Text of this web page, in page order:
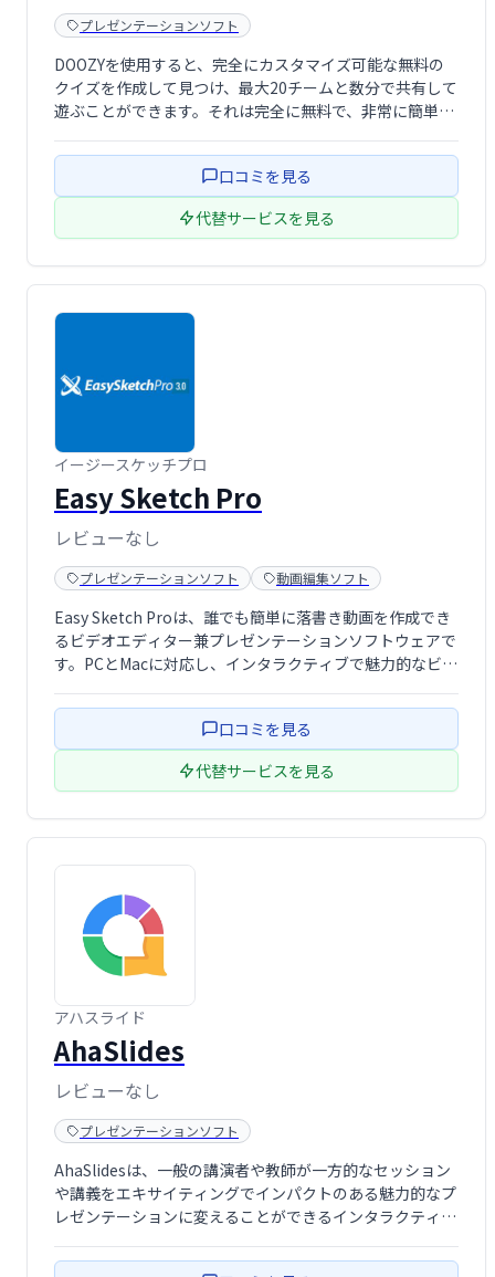
プレゼンテーションソフト
DOOZYを使用すると、完全にカスタマイズ可能な無料の
クイズを作成して見つけ、最大20チームと数分で共有して
遊ぶことができます。それは完全に無料で、非常に簡単に
口コミを見る
代替サービスを見る
イージースケッチプロ
Easy Sketch Pro
レビューなし
プレゼンテーションソフト 動画編集ソフト
Easy Sketch Proは、誰でも簡単に落書き動画を作成でき
るビデオエディター兼プレゼンテーションソフトウェアで
す。PCとMacに対応し、インタラクティブで魅力的なビジ
し、あなたのアイデアを動画で表現するお手伝いをしま
口コミを見る
代替サービスを見る
アハスライド
AhaSlides
レビューなし
プレゼンテーションソフト
AhaSlidesは、一般の講演者や教師が一方的なセッション
や講義をエキサイティングでインパクトのある魅力的なプ
レゼンテーションに変えることができるインタラクティブ